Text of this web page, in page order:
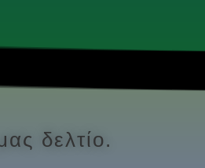
δελτίο.